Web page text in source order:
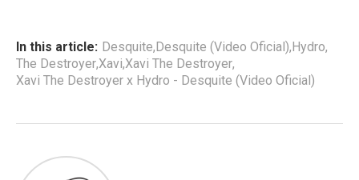
In this article: Desquite,Desquite (Video Oficial),Hydro,
The Destroyer,Xavi,Xavi The Destroyer,
Xavi The Destroyer x Hydro - Desquite (Video Oficial)